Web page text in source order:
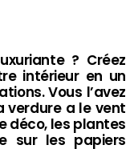
? Créez
intérieur en un
Vous l’avez
verdure a le vent
déco, les plantes
sur les papiers